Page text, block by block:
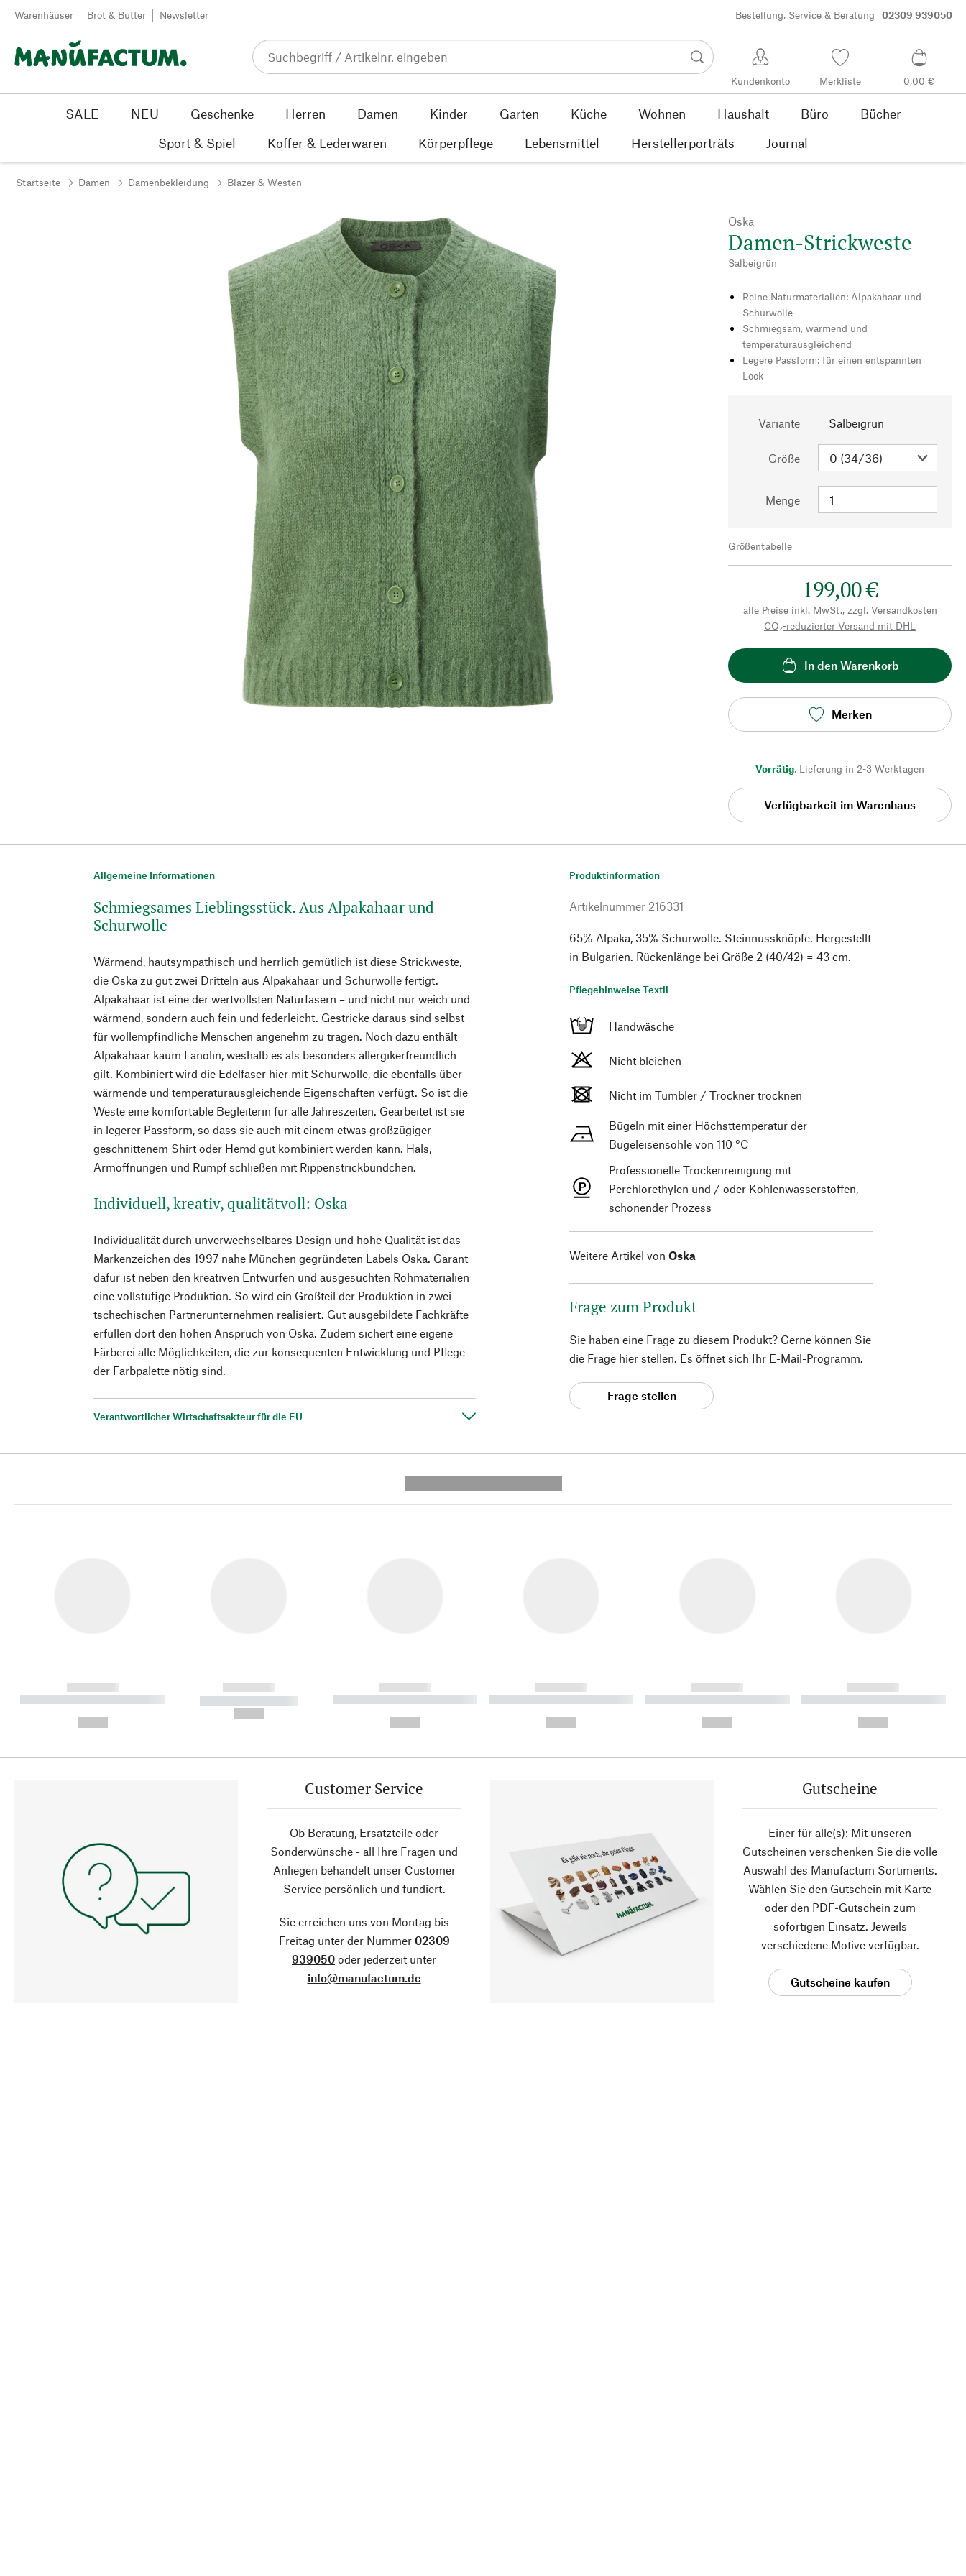
Zum Inhalt springen
Warenhäuser Brot & Butter Newsletter Bestellung, Service & Beratung 02309 939050
Kundenkonto Merkliste 0,00 €
SALE NEU Geschenke Herren Damen Kinder Garten Küche Wohnen Haushalt Büro
Bücher
Sport & Spiel
Koffer & Lederwaren Körperpflege Lebensmittel Herstellerporträts Journal
Startseite Damen Damenbekleidung Blazer & Westen
Oska
Damen-Strickweste
Salbeigrün
Reine Naturmaterialien: Alpakahaar und
Schurwolle
Schmiegsam, wärmend und
temperaturausgleichend
Legere Passform: für einen entspannten
Look
Variante Salbeigrün
Größe
Menge
Größentabelle
199,00 €
alle Preise inkl. MwSt., zzgl. Versandkosten
CO₂-reduzierter Versand mit DHL
In den Warenkorb
Merken
Vorrätig, Lieferung in 2-3 Werktagen
Verfügbarkeit im Warenhaus
Allgemeine Informationen
Schmiegsames Lieblingsstück. Aus Alpakahaar und
Schurwolle
Wärmend, hautsympathisch und herrlich gemütlich ist diese Strickweste,
die Oska zu gut zwei Dritteln aus Alpakahaar und Schurwolle fertigt.
Alpakahaar ist eine der wertvollsten Naturfasern – und nicht nur weich und
wärmend, sondern auch fein und federleicht. Gestricke daraus sind selbst
für wollempfindliche Menschen angenehm zu tragen. Noch dazu enthält
Alpakahaar kaum Lanolin, weshalb es als besonders allergikerfreundlich
gilt. Kombiniert wird die Edelfaser hier mit Schurwolle, die ebenfalls über
wärmende und temperaturausgleichende Eigenschaften verfügt. So ist die
Weste eine komfortable Begleiterin für alle Jahreszeiten. Gearbeitet ist sie
in legerer Passform, so dass sie auch mit einem etwas großzügiger
geschnittenem Shirt oder Hemd gut kombiniert werden kann. Hals,
Armöffnungen und Rumpf schließen mit Rippenstrickbündchen.
Individuell, kreativ, qualitätvoll: Oska
Individualität durch unverwechselbares Design und hohe Qualität ist das
Markenzeichen des 1997 nahe München gegründeten Labels Oska. Garant
dafür ist neben den kreativen Entwürfen und ausgesuchten Rohmaterialien
eine vollstufige Produktion. So wird ein Großteil der Produktion in zwei
tschechischen Partnerunternehmen realisiert. Gut ausgebildete Fachkräfte
erfüllen dort den hohen Anspruch von Oska. Zudem sichert eine eigene
Färberei alle Möglichkeiten, die zur konsequenten Entwicklung und Pflege
der Farbpalette nötig sind.
Verantwortlicher Wirtschaftsakteur für die EU
Produktinformation
Artikelnummer 216331
65% Alpaka, 35% Schurwolle. Steinnussknöpfe. Hergestellt
in Bulgarien. Rückenlänge bei Größe 2 (40/42) = 43 cm.
Pflegehinweise Textil
Handwäsche
Nicht bleichen
Nicht im Tumbler / Trockner trocknen
Bügeln mit einer Höchsttemperatur der
Bügeleisensohle von 110 °C
Professionelle Trockenreinigung mit
Perchlorethylen und / oder Kohlenwasserstoffen,
schonender Prozess
Weitere Artikel von Oska
Frage zum Produkt
Sie haben eine Frage zu diesem Produkt? Gerne können Sie
die Frage hier stellen. Es öffnet sich Ihr E-Mail-Programm.
Frage stellen
------------
----------- ----------- ----------
------------
----------- -----------
------------
----------- ----------- ----------
------------
----------- ----------- ----------
------------
----------- ----------- ----------
------------
----------- ----------- ----------
Customer Service
Ob Beratung, Ersatzteile oder
Sonderwünsche - all Ihre Fragen und
Anliegen behandelt unser Customer
Service persönlich und fundiert.
Sie erreichen uns von Montag bis
Freitag unter der Nummer 02309
939050 oder jederzeit unter
info@manufactum.de
Gutscheine
Einer für alle(s): Mit unseren
Gutscheinen verschenken Sie die volle
Auswahl des Manufactum Sortiments.
Wählen Sie den Gutschein mit Karte
oder den PDF-Gutschein zum
sofortigen Einsatz. Jeweils
verschiedene Motive verfügbar.
Gutscheine kaufen